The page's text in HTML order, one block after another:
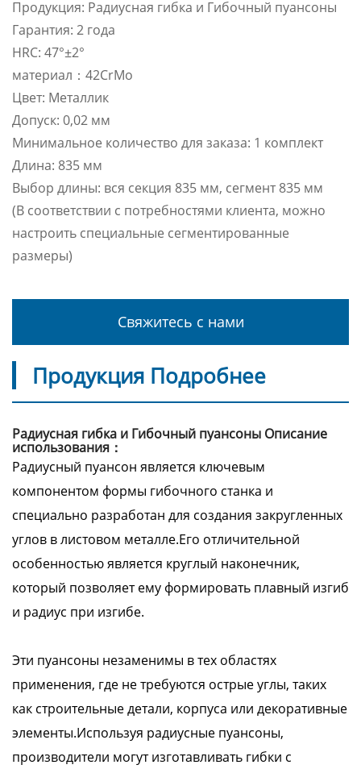
Продукция: Радиусная гибка и Гибочный пуансоны
Гарантия: 2 года
HRC: 47°±2°
материал：42CrMo
Цвет: Металлик
Допуск: 0,02 мм
Минимальное количество для заказа: 1 комплект
Длина: 835 мм
Выбор длины: вся секция 835 мм, сегмент 835 мм
(В соответствии с потребностями клиента, можно
настроить специальные сегментированные
размеры)
Свяжитесь с нами
Продукция Подробнее
Радиусная гибка и Гибочный пуансоны Описание
использования：
Радиусный пуансон является ключевым
компонентом формы гибочного станка и
специально разработан для создания закругленных
углов в листовом металле.Его отличительной
особенностью является круглый наконечник,
который позволяет ему формировать плавный изгиб
и радиус при изгибе.
Эти пуансоны незаменимы в тех областях
применения, где не требуются острые углы, таких
как строительные детали, корпуса или декоративные
элементы.Используя радиусные пуансоны,
производители могут изготавливать гибки с